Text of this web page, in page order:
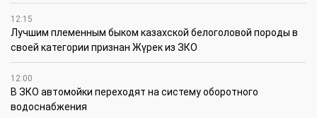
12:15
Лучшим племенным быком казахской белоголовой породы в
своей категории признан Жүрек из ЗКО
12:00
В ЗКО автомойки переходят на систему оборотного
водоснабжения